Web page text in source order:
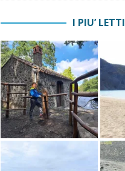
I PIU’ LETTI